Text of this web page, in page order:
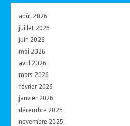
août 2026
juillet 2026
juin 2026
mai 2026
avril 2026
mars 2026
février 2026
janvier 2026
décembre 2025
novembre 2025